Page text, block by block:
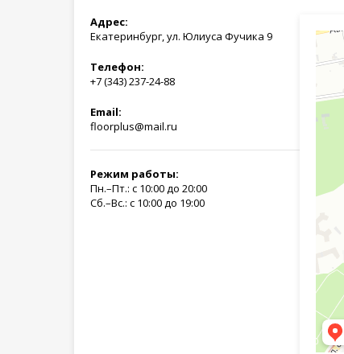
Адрес:
Екатеринбург, ул. Юлиуса Фучика 9
Телефон:
+7 (343) 237-24-88
Email:
floorplus@mail.ru
Режим работы:
Пн.–Пт.: с 10:00 до 20:00
Сб.–Вс.: с 10:00 до 19:00